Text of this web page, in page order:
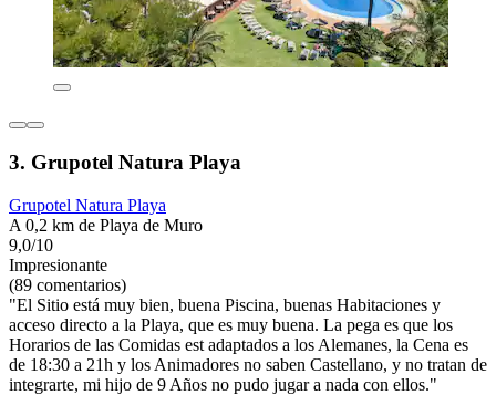
3. Grupotel Natura Playa
Grupotel Natura Playa
A 0,2 km de Playa de Muro
9,0/10
Impresionante
(89 comentarios)
"El Sitio está muy bien, buena Piscina, buenas Habitaciones y
acceso directo a la Playa, que es muy buena. La pega es que los
Horarios de las Comidas est adaptados a los Alemanes, la Cena es
de 18:30 a 21h y los Animadores no saben Castellano, y no tratan de
integrarte, mi hijo de 9 Años no pudo jugar a nada con ellos."